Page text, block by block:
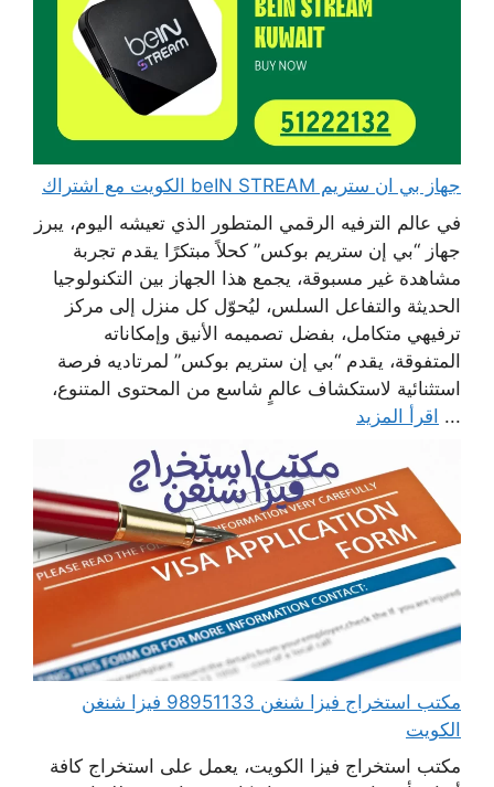
جهاز بي ان ستريم beIN STREAM الكويت مع اشتراك
في عالم الترفيه الرقمي المتطور الذي تعيشه اليوم، يبرز
جهاز “بي إن ستريم بوكس” كحلاً مبتكرًا يقدم تجربة
مشاهدة غير مسبوقة، يجمع هذا الجهاز بين التكنولوجيا
الحديثة والتفاعل السلس، ليُحوّل كل منزل إلى مركز
ترفيهي متكامل، بفضل تصميمه الأنيق وإمكاناته
المتفوقة، يقدم “بي إن ستريم بوكس” لمرتاديه فرصة
استثنائية لاستكشاف عالمٍ شاسع من المحتوى المتنوع،
... اقرأ المزيد
مكتب استخراج فيزا شنغن 98951133 فيزا شنغن
الكويت
مكتب استخراج فيزا الكويت، يعمل على استخراج كافة